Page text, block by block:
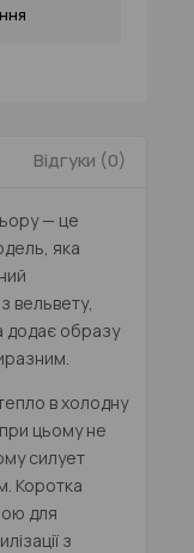
Відгуки (0)
— це
яка
вельвету,
додає образу
в холодну
цьому не
силует
Коротка
для
з